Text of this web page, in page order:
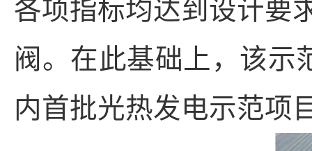
各项指标均达到设计要
阀。在此基础上，该示
内首批光热发电示范项